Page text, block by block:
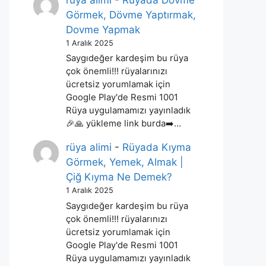
Görmek, Dövme Yaptırmak,
Dovme Yapmak
1 Aralık 2025
Saygıdeğer kardeşim bu rüya
çok önemli!!! rüyalarınızı
ücretsiz yorumlamak için
Google Play'de Resmi 1001
Rüya uygulamamızı yayınladık
🎉🙏 yükleme link burda➡️…
rüya alimi - Rüyada Kıyma
Görmek, Yemek, Almak |
Çiğ Kıyma Ne Demek?
1 Aralık 2025
Saygıdeğer kardeşim bu rüya
çok önemli!!! rüyalarınızı
ücretsiz yorumlamak için
Google Play'de Resmi 1001
Rüya uygulamamızı yayınladık